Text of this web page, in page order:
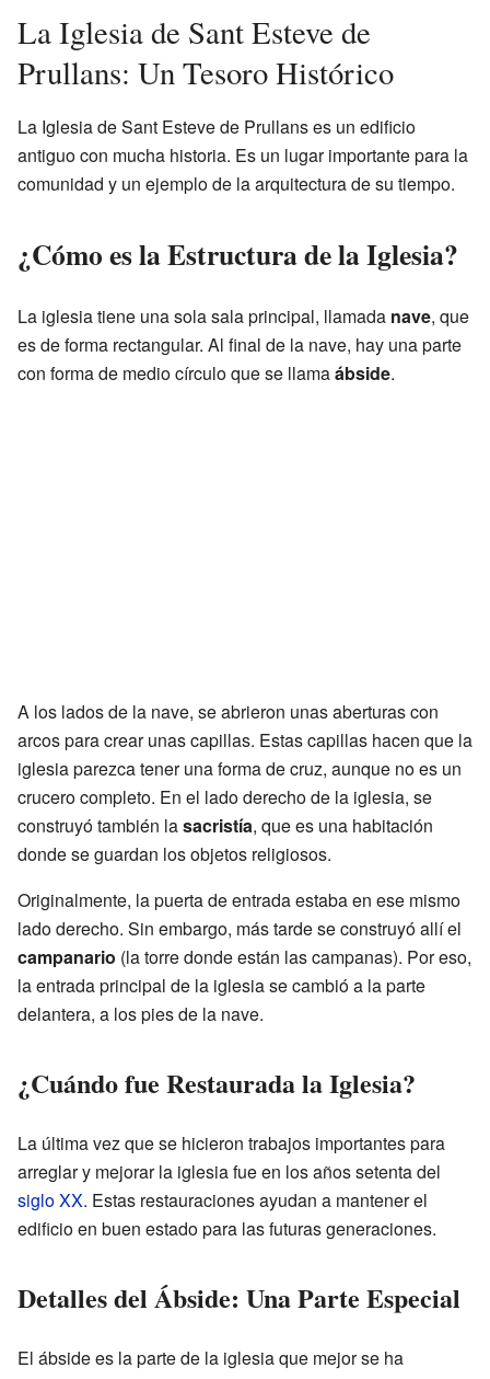
La Iglesia de Sant Esteve de
Prullans: Un Tesoro Histórico
La Iglesia de Sant Esteve de Prullans es un edificio
antiguo con mucha historia. Es un lugar importante para la
comunidad y un ejemplo de la arquitectura de su tiempo.
¿Cómo es la Estructura de la Iglesia?
La iglesia tiene una sola sala principal, llamada nave, que
es de forma rectangular. Al final de la nave, hay una parte
con forma de medio círculo que se llamaábside.
A los lados de la nave, se abrieron unas aberturas con
arcos para crear unas capillas. Estas capillas hacen que la
iglesia parezca tener una forma de cruz, aunque no es un
crucero completo. En el lado derecho de la iglesia, se
construyó también lasacristía, que es una habitación
donde se guardan los objetos religiosos.
Originalmente, la puerta de entrada estaba en ese mismo
lado derecho. Sin embargo, más tarde se construyó allí el
campanario (la torre donde están las campanas). Por eso,
la entrada principal de la iglesia se cambió a la parte
delantera, a los pies de la nave.
¿Cuándo fue Restaurada la Iglesia?
La última vez que se hicieron trabajos importantes para
arreglar y mejorar la iglesia fue en los años setenta del
siglo XX. Estas restauraciones ayudan a mantener el
edificio en buen estado para las futuras generaciones.
Detalles del Ábside: Una Parte Especial
El ábside es la parte de la iglesia que mejor se ha